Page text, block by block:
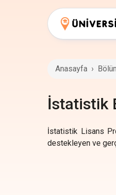
Anasayfa ›
İstatistik
İstatistik Lisans
destekleyen ve